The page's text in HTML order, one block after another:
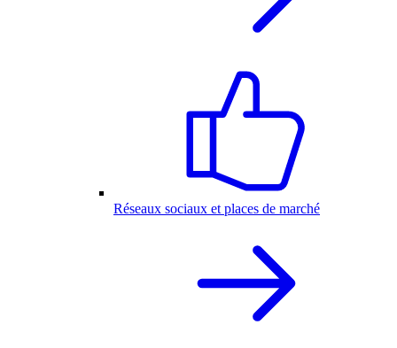
Réseaux sociaux et places de marché